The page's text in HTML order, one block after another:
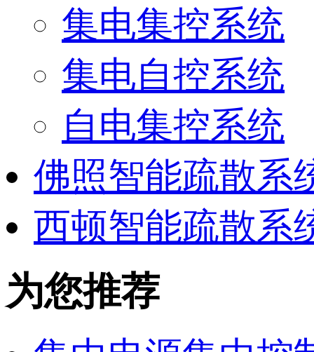
集电集控系统
集电自控系统
自电集控系统
佛照智能疏散系
西顿智能疏散系
为您推荐